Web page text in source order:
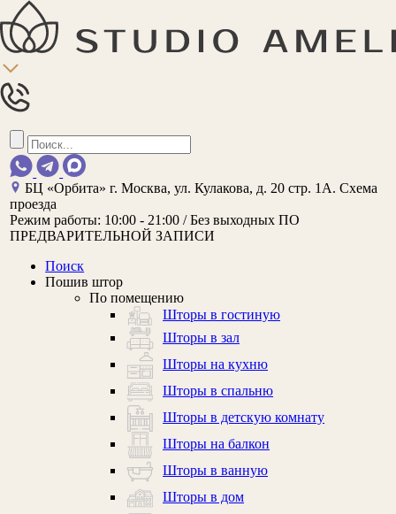
БЦ «Орбита»г. Москва, ул. Кулакова, д. 20 стр. 1А. Схема
проезда
Режим работы: 10:00 - 21:00 / Без выходных ПО
ПРЕДВАРИТЕЛЬНОЙ ЗАПИСИ
Поиск
Пошив штор
По помещению
Шторы в гостиную
Шторы в зал
Шторы на кухню
Шторы в спальню
Шторы в детскую комнату
Шторы на балкон
Шторы в ванную
Шторы в дом